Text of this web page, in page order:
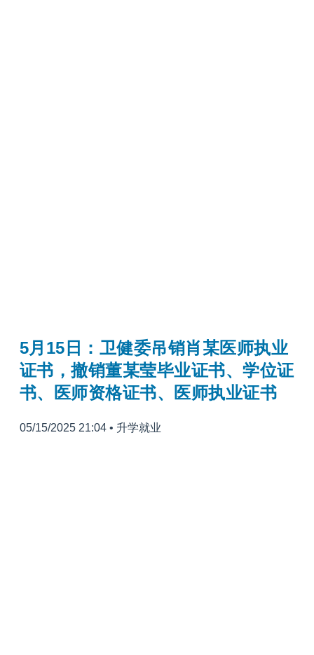
5月15日：卫健委吊销肖某医师执业
证书，撤销董某莹毕业证书、学位证
书、医师资格证书、医师执业证书
05/15/2025 21:04 • 升学就业